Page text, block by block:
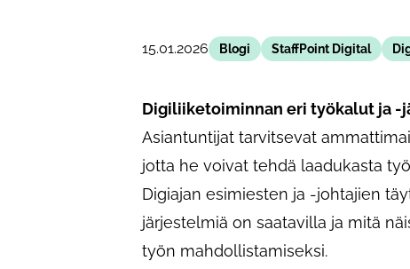
15.01.2026 Blogi StaffPoint Digital
Digiliiketoiminnan eri työkalut ja -
Asiantuntijat tarvitsevat
jotta he voivat tehdä laadukasta
Digiajan esimiesten ja -johtajien
järjestelmiä on saatavilla ja mitä
työn mahdollistamiseksi.